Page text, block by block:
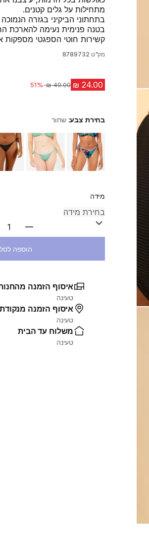
מתחילות על גלים קטנים.
בתחתוני הביקיני בגזרה
בטנה פנימית נעימה להארכת
קשירות חוטי הספגטי מספקות
מק"ט 8789732
מחיר לפני הנחה‏49.00 ₪
-51%
בחירת צבע:שחור
Choose a variant
מידה
הוספה
איסוף הזמנה
טעינה
איסוף הזמנה
טעינה
משלוח עד הבית
טעינה